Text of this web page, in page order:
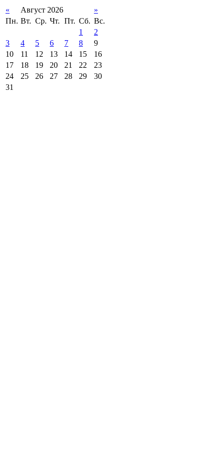
« Август 2026
»
Пн. Вт. Ср. Чт. Пт. Сб. Вс.
1
2
3
4 5 6 7 8
9
10
11 12 13 14 15
16
17
18 19 20 21 22
23
24
25 26 27 28 29
30
31